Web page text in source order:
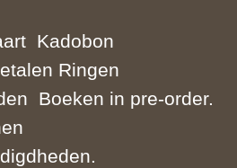
Kadobon
Ringen
Boeken in pre-order.